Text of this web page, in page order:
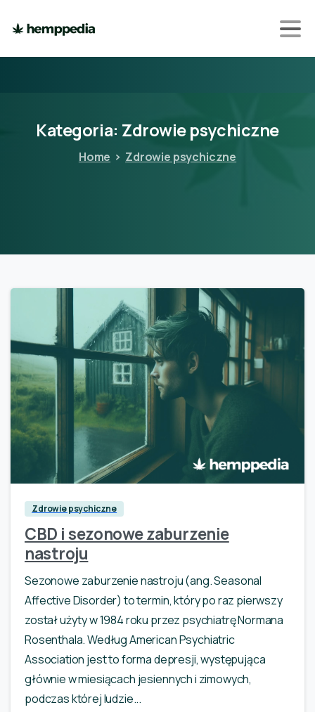
Kategoria: Zdrowiepsychiczne
Home Zdrowie psychiczne
0
Zdrowie psychiczne
CBD i sezonowe zaburzenie
nastroju
Sezonowe zaburzenie nastroju (ang. Seasonal
Affective Disorder) to termin, który po raz pierwszy
został użyty w 1984 roku przez psychiatrę Normana
Rosenthala. Według American Psychiatric
Association jest to forma depresji, występująca
głównie w miesiącach jesiennych i zimowych,
podczas której ludzie...